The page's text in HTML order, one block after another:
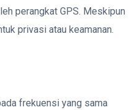
perangkat GPS. Meskipun
privasi atau keamanan.
frekuensi yang sama